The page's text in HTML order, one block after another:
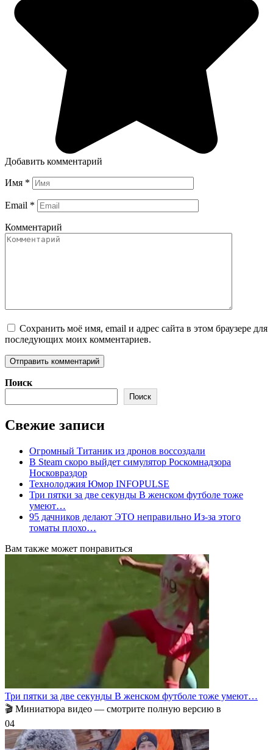
Добавить комментарий
Имя *
Email *
Комментарий
Сохранить моё имя, email и адрес сайта в этом браузере для
последующих моих комментариев.
Поиск
Поиск
Свежие записи
Огромный Титаник из дронов воссоздали
В Steam скоро выйдет симулятор Роскомнадзора
Носковраздор
Технолоджия Юмор INFOPULSE
Три пятки за две секунды В женском футболе тоже
умеют…
95 дачников делают ЭТО неправильно Из-за этого
томаты плохо…
Вам также может понравиться
Три пятки за две секунды В женском футболе тоже умеют…
🎬 Миниатюра видео — смотрите полную версию в
04